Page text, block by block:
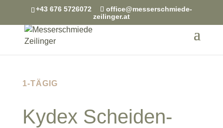
+43 676 5726072
office@messerschmiede-
zeilinger.at
1-TÄGIG
Kydex Scheiden-